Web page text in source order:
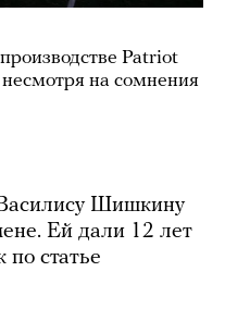
Patriot
на сомнения
Шишкину
Ей дали 12 лет
статье